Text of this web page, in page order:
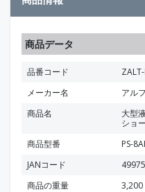
商品データ
品番コード
メーカー名
アル
商品名
大型
ショ
商品型番
PS-
JANコード
商品の重量
3,200